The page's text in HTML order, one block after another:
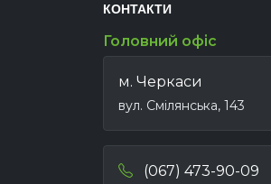
КОНТАКТИ
Головний офіс
м. Черкаси
вул. Смілянська, 143
(067) 473-90-09